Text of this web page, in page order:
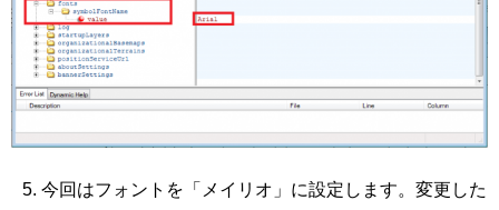
今回はフォントを「メイリオ」に設定します。変更した